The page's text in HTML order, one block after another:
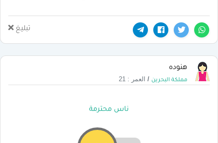
تبليغ
هنوده
مملكة البحرين / العمر : 21
ناس محترمة